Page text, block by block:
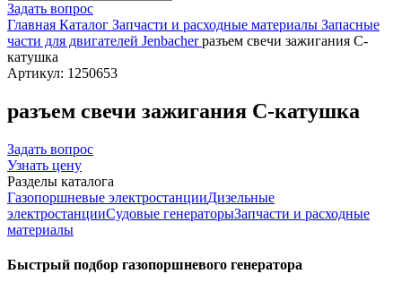
Задать вопрос
Главная Каталог Запчасти и расходные материалы Запасные
части для двигателей Jenbacherразъем свечи зажигания С-
катушка
Артикул: 1250653
разъем свечи зажигания С-катушка
Задать вопрос
Узнать цену
Разделы каталога
Газопоршневые электростанцииДизельные
электростанцииСудовые генераторыЗапчасти и расходные
материалы
Быстрый подбор газопоршневого генератора